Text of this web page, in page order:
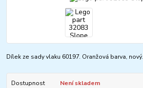
Dílek ze sady vlaku 60197. Oranžová barva, nový.
Dostupnost Není skladem